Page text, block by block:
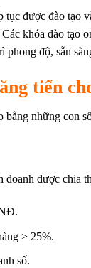
được đào tạo
khóa đào
độ, sẵn
tiến
những con
được chia
> 25%.
số.